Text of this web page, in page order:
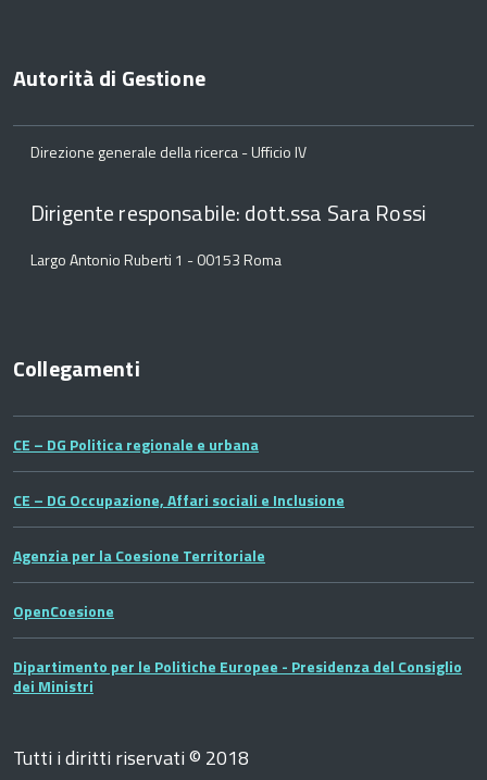
Autorità di Gestione
Direzione generale della ricerca - Ufficio IV
Dirigente responsabile: dott.ssa Sara Rossi
Largo Antonio Ruberti 1 - 00153 Roma
Collegamenti
CE – DG Politica regionale e urbana
CE – DG Occupazione, Affari sociali e Inclusione
Agenzia per la Coesione Territoriale
OpenCoesione
Dipartimento per le Politiche Europee - Presidenza del Consiglio
dei Ministri
Tutti i diritti riservati © 2018